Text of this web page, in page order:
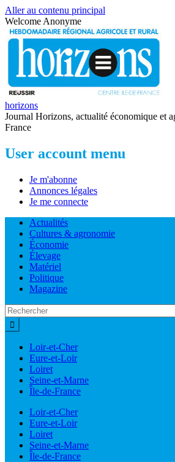
Aller au contenu principal
Welcome Anonyme
horizons
Journal Horizons, actualité économique et
France
User account menu
Je m'abonne
Annonces légales
Je me connecte
Actualités
Cultures & agronomie
Économie
Élevage
Matériel
Politique
Magazine
Loir-et-Cher
Eure-et-Loir
Loiret
Seine-et-Marne
Île-de-France
Loir-et-Cher
Eure-et-Loir
Loiret
Seine-et-Marne
Île-de-France